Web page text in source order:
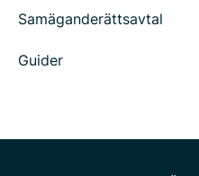
Samäganderättsavtal
Guider